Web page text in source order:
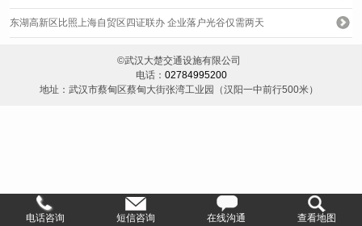
东湖高新区比照上海自贸区四证联办 企业落户光谷仅需两天
©武汉大楚交通设施有限公司
电话： 02784995200
地址：武汉市蔡甸区蔡甸大街张湾工业园（汉阳一中前行500米）
电话咨询 短信咨询 在线沟通 查看地图